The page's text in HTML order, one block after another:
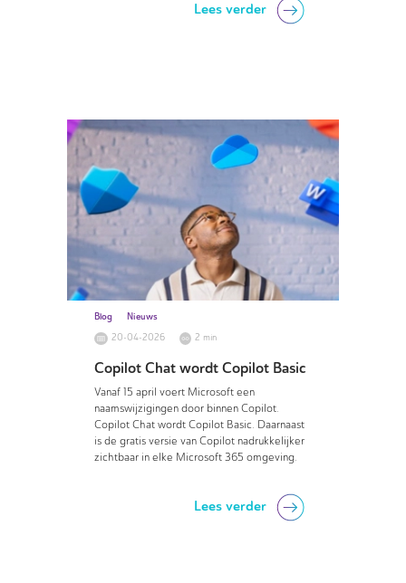
Lees verder
Blog
Nieuws
20-04-2026
2 min
Copilot Chat wordt Copilot Basic
Vanaf 15 april voert Microsoft een
naamswijzigingen door binnen Copilot.
Copilot Chat wordt Copilot Basic. Daarnaast
is de gratis versie van Copilot nadrukkelijker
zichtbaar in elke Microsoft 365 omgeving.
Lees verder